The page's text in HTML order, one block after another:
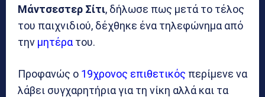
Μάντσεστερ Σίτι, δήλωσε πως μετά το τέλος
του παιχνιδιού, δέχθηκε ένα τηλεφώνημα από
την μητέρα του.
Προφανώς ο 19χρονος επιθετικός περίμενε να
λάβει συγχαρητήρια για τη νίκη αλλά και τα